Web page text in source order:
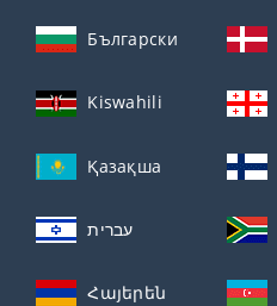
Български
Kiswahili
Қазақша
עברית
Հայերեն